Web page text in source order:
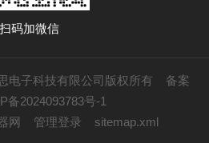
扫码加微信
电子科技有限公司版权所有 备案
备2024093783号-1
网 管理登录 sitemap.xml